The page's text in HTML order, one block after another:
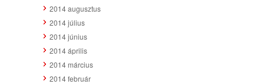
2014 augusztus
2014 július
2014 június
2014 április
2014 március
2014 február